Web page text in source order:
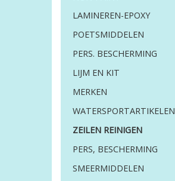
LAMINEREN-EPOXY
POETSMIDDELEN
PERS. BESCHERMING
LIJM EN KIT
MERKEN
WATERSPORTARTIKELEN
ZEILEN REINIGEN
PERS, BESCHERMING
SMEERMIDDELEN